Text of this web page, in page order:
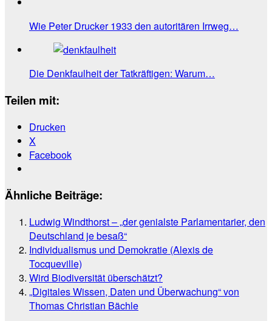
Wie Peter Drucker 1933 den autoritären Irrweg…
Die Denkfaulheit der Tatkräftigen: Warum…
Teilen mit:
Drucken
X
Facebook
Ähnliche Beiträge:
Ludwig Windthorst – „der genialste Parlamentarier, den
Deutschland je besaß“
Individualismus und Demokratie (Alexis de
Tocqueville)
Wird Biodiversität überschätzt?
„Digitales Wissen, Daten und Überwachung“ von
Thomas Christian Bächle